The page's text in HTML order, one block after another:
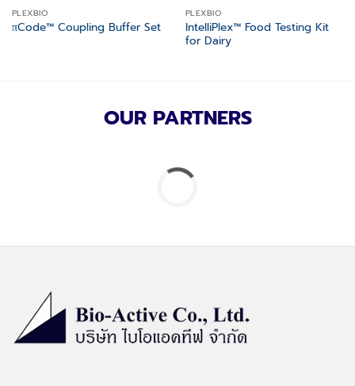
PLEXBIO
πCode™ Coupling Buffer Set
PLEXBIO
IntelliPlex™ Food Testing Kit
for Dairy
OUR PARTNERS